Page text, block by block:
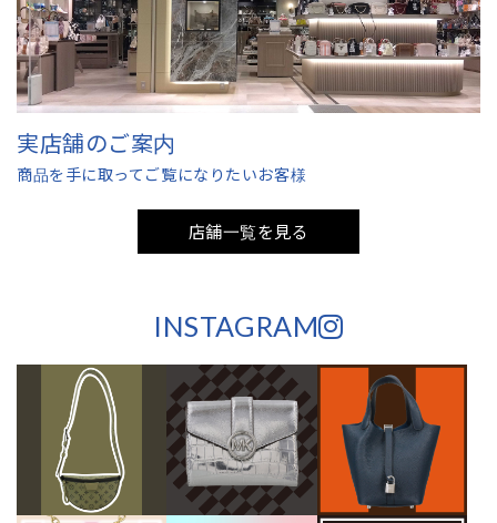
実店舗のご案内
商品を手に取ってご覧になりたいお客様
店舗一覧を見る
INSTAGRAM